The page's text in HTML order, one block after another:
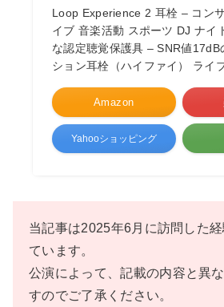
Loop Experience 2 耳栓 – コン
イブ 音楽活動 スポーツ DJ ナイ
な認定聴覚保護具 – SNR値17dB
ション耳栓（ハイファイ） ライ
Amazon
Yahooショッピング
当記事は2025年6月に訪問した
ています。
公演によって、記載の内容と異
すのでご了承ください。